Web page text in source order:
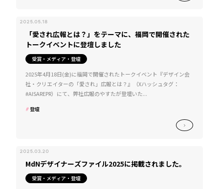
2025.05.18
「愛され広報とは？」をテーマに、福岡で開催された
トークイベントに登壇しました
受賞・メディア・登壇
2025年4月18日(金)に福岡で開催されたトークイベント『デザイン会
社・クリエイターの「愛され」広報とは？』（Xハッシュタグ：
#AISAREPR）にて、弊社広報のやすたが登壇いた...
登壇
2025.03.20
MdNデザイナーズファイル2025に掲載されました。
受賞・メディア・登壇